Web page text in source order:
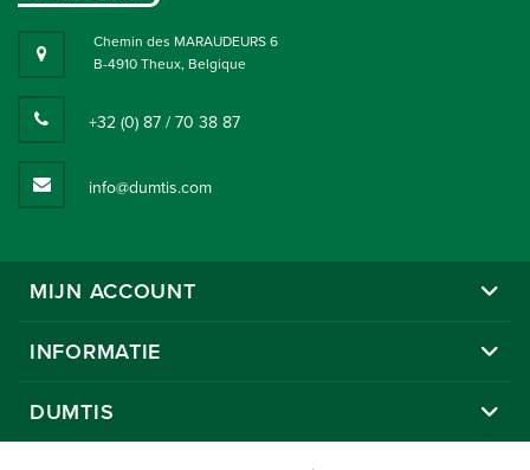
Chemin des MARAUDEURS 6
B-4910 Theux, Belgique
+32 (0) 87 / 70 38 87
info@dumtis.com
MIJN ACCOUNT
INFORMATIE
DUMTIS